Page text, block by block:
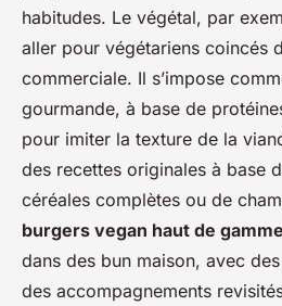
habitudes. Le végétal, par
aller pour végétariens coincés
commerciale. Il s’impose
gourmande, à base de
pour imiter la texture de la
des recettes originales à base
céréales complètes ou de
burgers vegan haut de gamme
dans des bun maison, avec
des accompagnements